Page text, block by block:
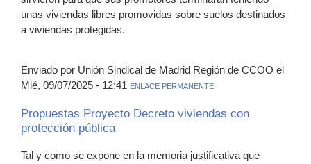
unas viviendas libres promovidas sobre suelos destinados
a viviendas protegidas.
Enviado por Unión Sindical de Madrid Región de CCOO el
Mié, 09/07/2025 - 12:41 ENLACE PERMANENTE
Propuestas Proyecto Decreto viviendas con
protección pública
Tal y como se expone en la memoria justificativa que